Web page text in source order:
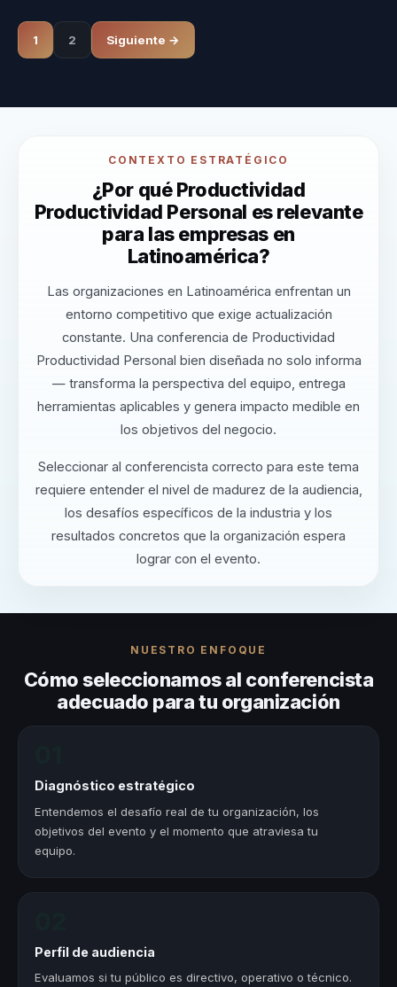
1 2 Siguiente →
CONTEXTO ESTRATÉGICO
¿Por qué Productividad
Productividad Personal es relevante
para las empresas en
Latinoamérica?
Las organizaciones en Latinoamérica enfrentan un
entorno competitivo que exige actualización
constante. Una conferencia de Productividad
Productividad Personal bien diseñada no solo informa
— transforma la perspectiva del equipo, entrega
herramientas aplicables y genera impacto medible en
los objetivos del negocio.
Seleccionar al conferencista correcto para este tema
requiere entender el nivel de madurez de la audiencia,
los desafíos específicos de la industria y los
resultados concretos que la organización espera
lograr con el evento.
NUESTRO ENFOQUE
Cómo seleccionamos al conferencista
adecuado para tu organización
Diagnóstico estratégico
Entendemos el desafío real de tu organización, los
objetivos del evento y el momento que atraviesa tu
equipo.
Perfil de audiencia
Evaluamos si tu público es directivo, operativo o técnico.